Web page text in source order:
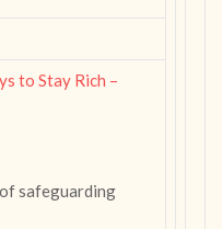
to Stay Rich –
safeguarding